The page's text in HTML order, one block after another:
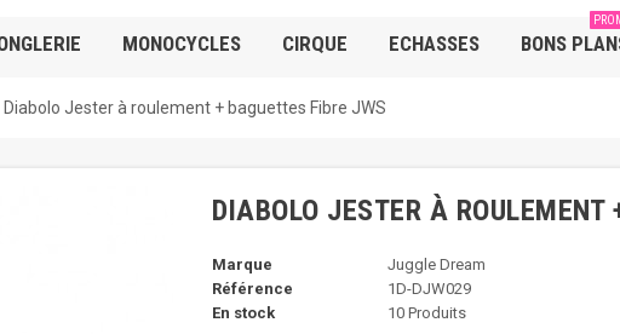
MONOCYCLES CIRQUE ECHASSES BONS
Diabolo Jester à roulement + baguettes Fibre JWS
DIABOLO JESTER À
Marque
Juggle Dream
Référence
1D-DJW029
En stock
10 Produits